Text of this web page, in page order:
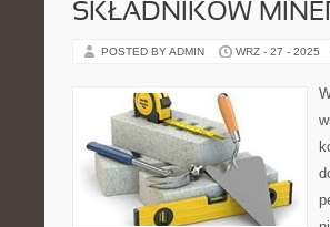
SKŁADNIKÓW
POSTED BY ADMIN WRZ - 27 - 2025